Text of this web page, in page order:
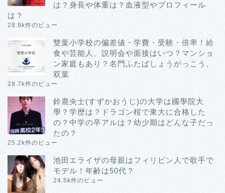
は？身長や体重は？血液型やプロフィール
は？
28.9k件のビュー
雙葉小学校の偏差値・学費・受験・倍率！給
食や芸能人、説明会や面接はいつ？マンショ
ン家庭もあり？名門ふたばしょうがっこう、
双葉
28.7k件のビュー
鈴鹿央士(すずかおうじ)の大学は國學院大
學？学歴は？ドラゴン桜で東大に合格した
の？中学の卒アルは？幼少期はどんな子だっ
たの？
25.2k件のビュー
池田エライザの母親はフィリピン人で歌手で
モデル！年齢は50代？
24.5k件のビュー